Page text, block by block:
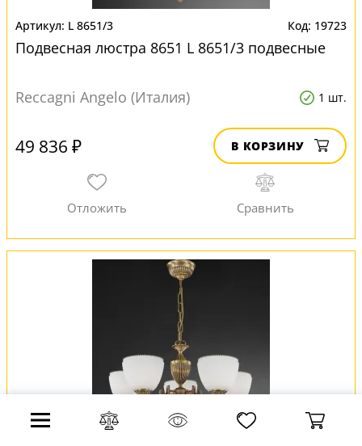
L 8651/3 19723
Подвесная люстра 8651 L 8651/3 подвесные
Reccagni Angelo (Италия) 1 шт.
49 836 ₽ В КОРЗИНУ